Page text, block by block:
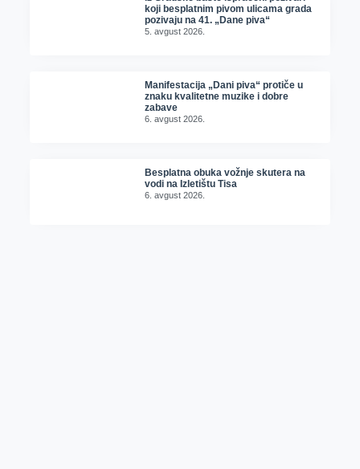
koji besplatnim pivom ulicama grada
pozivaju na 41. „Dane piva“
5. avgust 2026.
Manifestacija „Dani piva“ protiče u
znaku kvalitetne muzike i dobre
zabave
6. avgust 2026.
Besplatna obuka vožnje skutera na
vodi na Izletištu Tisa
6. avgust 2026.